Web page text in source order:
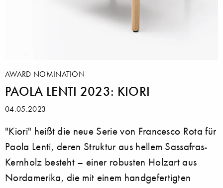
AWARD NOMINATION
PAOLA LENTI 2023: KIORI
04.05.2023
"Kiori" heißt die neue Serie von Francesco Rota für
Paola Lenti, deren Struktur aus hellem Sassafras-
Kernholz besteht – einer robusten Holzart aus
Nordamerika, die mit einem handgefertigten